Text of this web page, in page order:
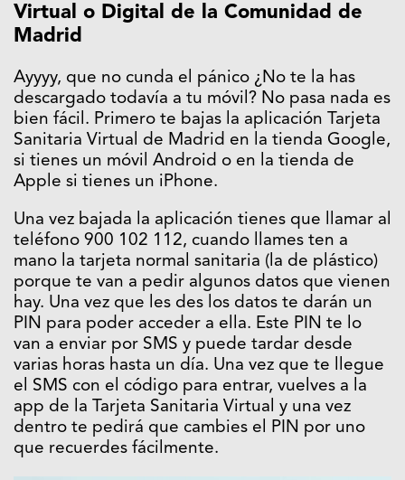
Virtual o Digital de la Comunidad de
Madrid
Ayyyy, que no cunda el pánico ¿No te la has
descargado todavía a tu móvil? No pasa nada es
bien fácil. Primero te bajas la aplicación Tarjeta
Sanitaria Virtual de Madrid en la tienda Google,
si tienes un móvil Android o en la tienda de
Apple si tienes un iPhone.
Una vez bajada la aplicación tienes que llamar al
teléfono 900 102 112, cuando llames ten a
mano la tarjeta normal sanitaria (la de plástico)
porque te van a pedir algunos datos que vienen
hay. Una vez que les des los datos te darán un
PIN para poder acceder a ella. Este PIN te lo
van a enviar por SMS y puede tardar desde
varias horas hasta un día. Una vez que te llegue
el SMS con el código para entrar, vuelves a la
app de la Tarjeta Sanitaria Virtual y una vez
dentro te pedirá que cambies el PIN por uno
que recuerdes fácilmente.